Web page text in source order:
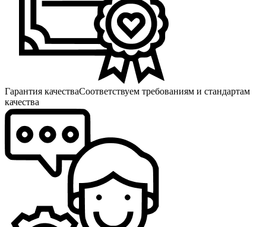
Гарантия качестваСоответствуем требованиям и стандартам
качества